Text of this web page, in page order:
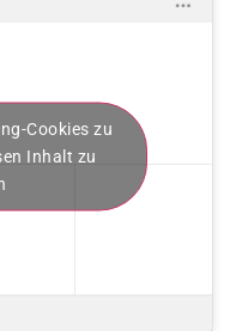
Cookies zu
Inhalt zu